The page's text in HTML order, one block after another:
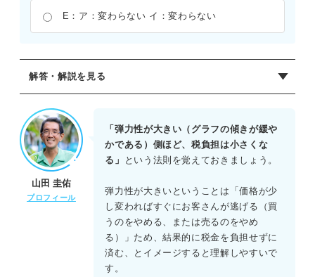
E：ア：変わらない イ：変わらない
解答・解説を見る
正解：A
税金の負担については、需要の価格弾力性と供給の価格弾
力性の大きさで、売り手、買い手の負担割合が変わってく
る。弾力性が大きい曲線は傾きが緩やかになり、負担は小
さくなる。したがって、需要の弾力性が大きくなると、買
い手の負担は減少する。アには「大きくなる」が入る。
山田 圭佑
プロフィール
「弾力性が大きい（グラフの傾きが緩や
かである）側ほど、税負担は小さくな
る」
という法則を覚えておきましょう。
弾力性が大きいということは「価格が少
し変わればすぐにお客さんが逃げる（買
うのをやめる、または売るのをやめ
る）」ため、結果的に税金を負担せずに
済む、とイメージすると理解しやすいで
す。